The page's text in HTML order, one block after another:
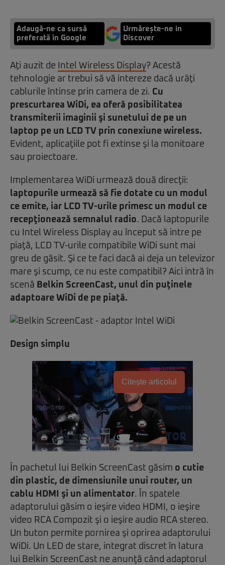
Adaugă-ne ca sursă
preferată în Google
Urmărește-ne in
Discover
Aţi auzit de Intel Wireless Display? Acestă
tehnologie ar trebui să vă intereze dacă urâţi
cablurile întinse prin camera de zi. Cu
prescurtarea WiDi, ea oferă posibilitatea
transmiterii imaginii şi sunetului de pe un
laptop pe un LCD TV prin conexiune wireless.
Evident, aplicaţiile pot fi extinse şi la monitoare
sau proiectoare.
Implementarea WiDi urmează două direcţii:
laptopurile urmează să fie dotate cu un modul
ce emite, iar LCD TV-urile primesc un modul ce
recepţionează semnalul radio. Dacă laptopurile
cu Intel Wireless Display au început să intre pe
piaţă, LCD TV-urile compatibile WiDi sunt mai
greu de găsit. Şi ce te faci dacă ai deja un televizor
mare şi scump, ce nu este compatibil? Aici intră în
scenă Belkin ScreenCast, unul din puţinele
adaptoare WiDi de pe piaţă.
Design simplu
Citește articolul
În pachetul lui Belkin ScreenCast găsim o cutie
din plastic, de dimensiunile unui router, un
cablu HDMI şi un alimentator. În spatele
adaptorului găsim o ieşire video HDMI, o ieşire
video RCA Compozit şi o ieşire audio RCA stereo.
Un buton permite pornirea şi oprirea adaptorului
WiDi. Un LED de stare, integrat discret în latura
lui Belkin ScreenCast ne anunţă când adaptorul